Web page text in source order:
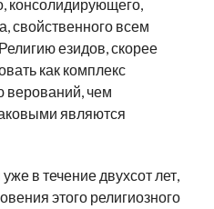
консолидирующего,
свойственного всем
езидов, скорее
как комплекс
верований, чем
являются
в течение двухсот лет,
этого религиозного